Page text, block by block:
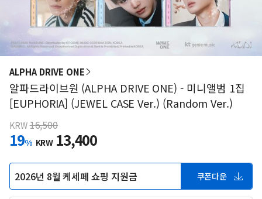
ALPHA DRIVE ONE
알파드라이브원 (ALPHA DRIVE ONE) - 미니앨범 1집
[EUPHORIA] (JEWEL CASE Ver.) (Random Ver.)
KRW 16,500
19% KRW 13,400
2026년 8월 케세페 쇼핑 지원금 쿠폰다운